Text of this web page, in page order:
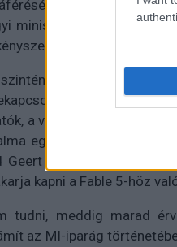
a legfontosabb
miniszter is, aki szerint
Európát, hogy
aggasztónak
jól mutatja,
a vállalatok és akár az
egyre inkább a
Geert Wilders ennél
kapni a Fable 5-höz
tudni, meddig marad
az MI-iparág